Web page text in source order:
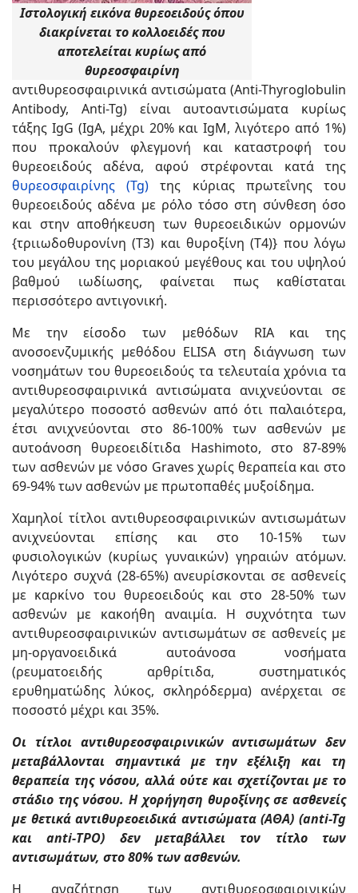
Ιστολογική εικόνα θυρεοειδούς όπου
διακρίνεται το κολλοειδές που
αποτελείται κυρίως από
θυρεοσφαιρίνη
αντιθυρεοσφαιρινικά αντισώματα (Anti-Thyroglobulin
Antibody, Anti-Tg) είναι αυτοαντισώματα κυρίως
τάξης IgG (IgA, μέχρι 20% και IgM, λιγότερο από 1%)
που προκαλούν φλεγμονή και καταστροφή του
θυρεοειδούς αδένα, αφού στρέφονται κατά της
θυρεοσφαιρίνης (Tg) της κύριας πρωτεΐνης του
θυρεοειδούς αδένα με ρόλο τόσο στη σύνθεση όσο
και στην αποθήκευση των θυρεοειδικών ορμονών
{τριιωδοθυρονίνη (Τ3) και θυροξίνη (Τ4)} που λόγω
του μεγάλου της μοριακού μεγέθους και του υψηλού
βαθμού ιωδίωσης, φαίνεται πως καθίσταται
περισσότερο αντιγονική.
Με την είσοδο των μεθόδων RIA και της
ανοσοενζυμικής μεθόδου ELISA στη διάγνωση των
νοσημάτων του θυρεοειδούς τα τελευταία χρόνια τα
αντιθυρεοσφαιρινικά αντισώματα ανιχνεύονται σε
μεγαλύτερο ποσοστό ασθενών από ότι παλαιότερα,
έτσι ανιχνεύονται στο 86-100% των ασθενών με
αυτοάνοση θυρεοειδίτιδα Hashimoto, στο 87-89%
των ασθενών με νόσο Graves χωρίς θεραπεία και στο
69-94% των ασθενών με πρωτοπαθές μυξοίδημα.
Χαμηλοί τίτλοι αντιθυρεοσφαιρινικών αντισωμάτων
ανιχνεύονται επίσης και στο 10-15% των
φυσιολογικών (κυρίως γυναικών) γηραιών ατόμων.
Λιγότερο συχνά (28-65%) ανευρίσκονται σε ασθενείς
με καρκίνο του θυρεοειδούς και στο 28-50% των
ασθενών με κακοήθη αναιμία. Η συχνότητα των
αντιθυρεοσφαιρινικών αντισωμάτων σε ασθενείς με
μη-οργανοειδικά αυτοάνοσα νοσήματα
(ρευματοειδής αρθρίτιδα, συστηματικός
ερυθηματώδης λύκος, σκληρόδερμα) ανέρχεται σε
ποσοστό μέχρι και 35%.
Οι τίτλοι αντιθυρεοσφαιρινικών αντισωμάτων δεν
μεταβάλλονται σημαντικά με την εξέλιξη και τη
θεραπεία της νόσου, αλλά ούτε και σχετίζονται με το
στάδιο της νόσου. Η χορήγηση θυροξίνης σε ασθενείς
με θετικά αντιθυρεοειδικά αντισώματα (ΑΘΑ) (anti-Tg
και anti-ΤΡΟ) δεν μεταβάλλει τον τίτλο των
αντισωμάτων, στο 80% των ασθενών.
Η αναζήτηση των αντιθυρεοσφαιρινικών